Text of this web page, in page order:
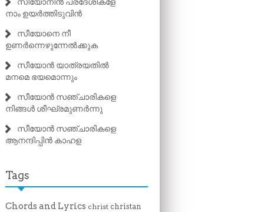
നാം ഉയർത്തിടുവിൻ
സീയോനെ നീ
ഉണർന്നെഴുന്നേൽക്കുക
സീയോൻ യാത്രയതിൽ
മനമെ ഭയമൊന്നും
സീയോൻ സഞ്ചാരികളെ
നിങ്ങൾ ശീഘ്രമുണർന്നു
സീയോൻ സഞ്ചാരികളെ
ആനന്ദിപ്പിൻ കാഹള
Tags
Chords and Lyrics christ christan